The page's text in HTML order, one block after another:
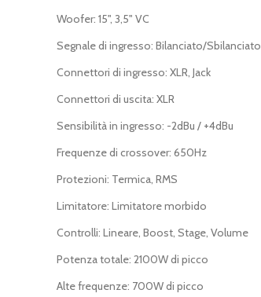
Woofer: 15", 3,5" VC
Segnale di ingresso: Bilanciato/Sbilanciato
Connettori di ingresso: XLR, Jack
Connettori di uscita: XLR
Sensibilità in ingresso: -2dBu / +4dBu
Frequenze di crossover: 650Hz
Protezioni: Termica, RMS
Limitatore: Limitatore morbido
Controlli: Lineare, Boost, Stage, Volume
Potenza totale: 2100W di picco
Alte frequenze: 700W di picco